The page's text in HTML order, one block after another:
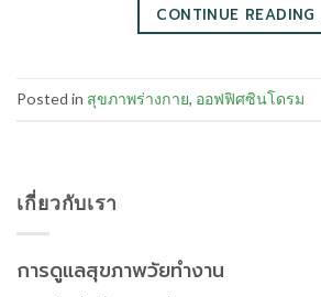
CONTINUE READING
Posted in สุขภาพร่างกาย, ออฟฟิศซินโดรม
เกี่ยวกับเรา
การดูแลสุขภาพวัยทำงาน